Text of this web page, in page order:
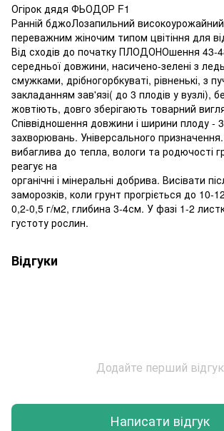
Огірок дядя ФЬОДОР F1
Ранній бджоЛозапильний високоурожайний
переважним жіночим типом цвітіння для
Від сходів до початку ПЛОДОНОшення 43-
середньої довжини, насичено-зелені з
смужками, дрібногорбкуваті, рівненькі, з
закладанням зав'язі( до 3 плодів у вузлі),
жовтіють, довго зберігають товарний
Співвідношення довжини і ширини плоду -
захворювань. Універсального
вибаглива до тепла, вологи та родючості
реагує на
органічні і мінеральні добрива. Висівати
заморозків, коли грунт прогріється до 10-
0,2-0,5 г/м2, глибина 3-4см. У фазі 1-2
густоту рослин.
Відгуки
Додайте перший відгук
Написати відгук